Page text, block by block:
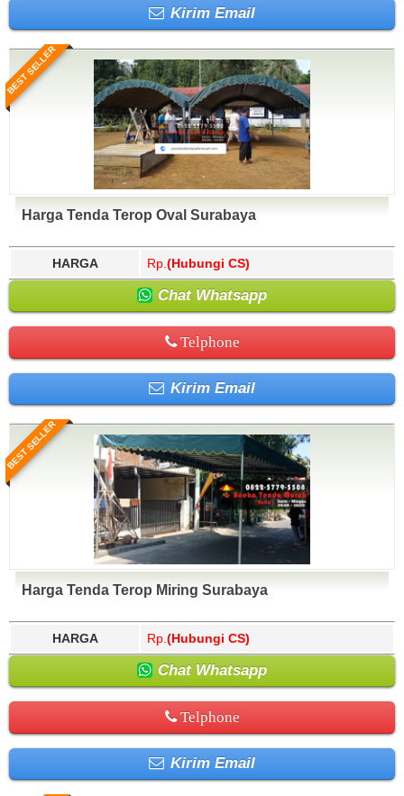
Kirim Email
BEST SELLER
Harga Tenda Terop Oval Surabaya
HARGA Rp. (Hubungi CS)
Chat Whatsapp
Telphone
Kirim Email
BEST SELLER
Harga Tenda Terop Miring Surabaya
HARGA Rp. (Hubungi CS)
Chat Whatsapp
Telphone
Kirim Email